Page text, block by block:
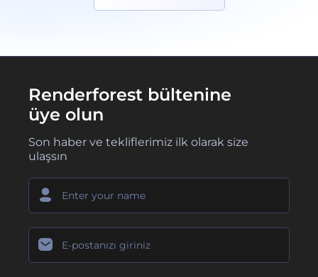
Renderforest bültenine
üye olun
Son haber ve tekliflerimiz ilk olarak size
ulaşsın